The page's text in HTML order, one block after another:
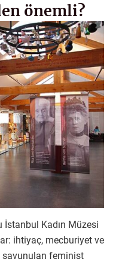
önemli?
İstanbul Kadın Müzesi
ihtiyaç, mecburiyet ve
savunulan feminist